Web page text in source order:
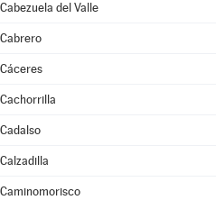
Cabezuela del Valle
Cabrero
Cáceres
Cachorrilla
Cadalso
Calzadilla
Caminomorisco